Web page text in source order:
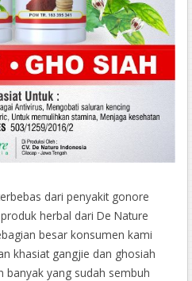
dari penyakit gonore
herbal dari De Nature
besar konsumen kami
khasiat gangjie dan ghosiah
banyak yang sudah sembuh